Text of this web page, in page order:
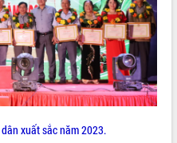
xuất sắc năm 2023.